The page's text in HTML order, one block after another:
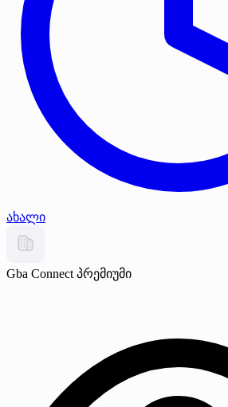
ახალი
Gba Connect პრემიუმი